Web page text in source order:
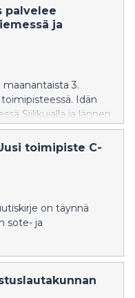
palvelee
ja
3.
Idän
Siilikujalla ja lännen
Toiminta
on päättynyt.
toimipiste C-
on täynnä
sote- ja